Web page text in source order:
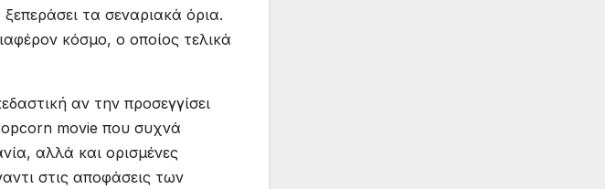
τα σεναριακά όρια.
κόσμο, ο οποίος τελικά
αν την προσεγγίσει
movie που συχνά
αλλά και ορισμένες
στις αποφάσεις των